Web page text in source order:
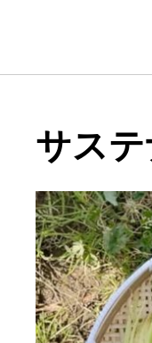
サス